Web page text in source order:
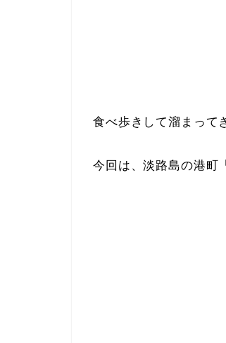
食べ歩きして溜まって
今回は、淡路島の港町